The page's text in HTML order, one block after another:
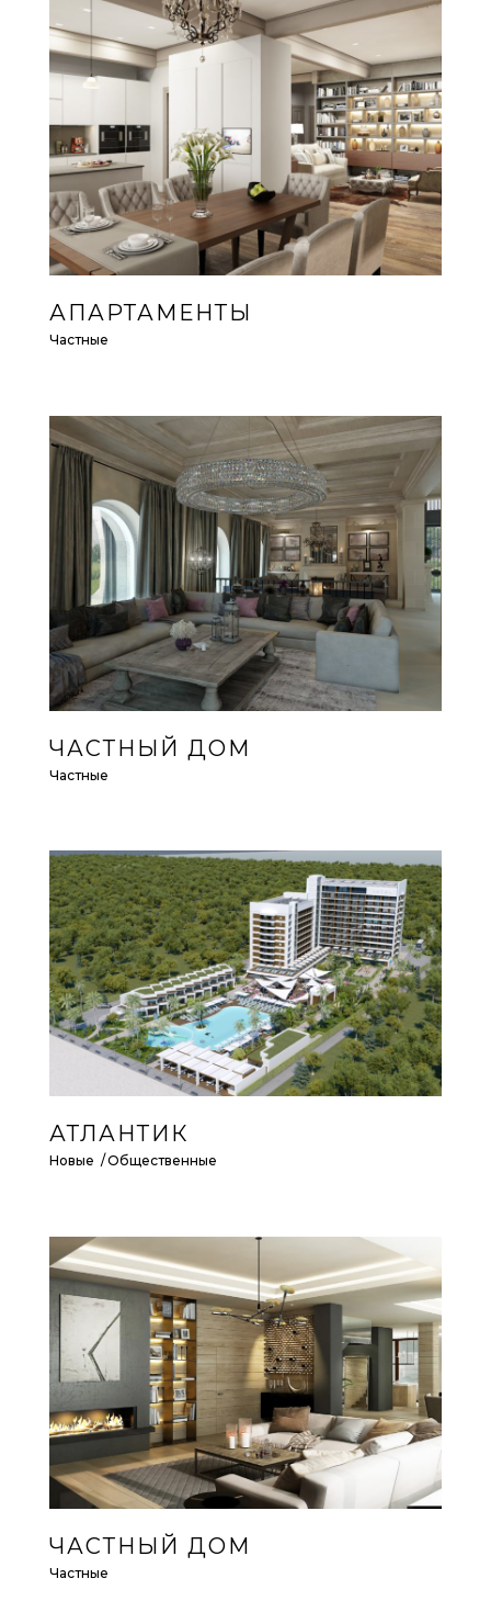
АПАРТАМЕНТЫ
Частные
ЧАСТНЫЙ ДОМ
Частные
АТЛАНТИК
Новые Общественные
ЧАСТНЫЙ ДОМ
Частные